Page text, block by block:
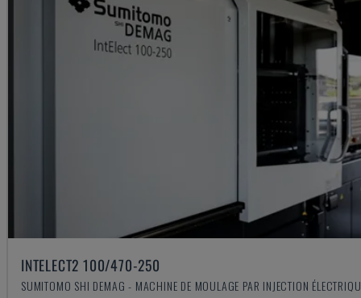
INTELECT2 100/470-250
SUMITOMO SHI DEMAG - MACHINE DE MOULAGE PAR INJECTION